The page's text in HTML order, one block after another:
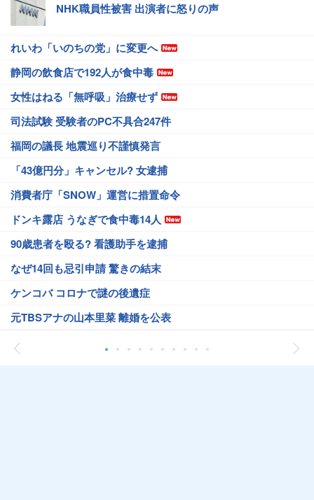
NHK職員性被害 出演者に怒りの声
れいわ「いのちの党」に変更へ
静岡の飲食店で192人が食中毒
女性はねる「無呼吸」治療せず
司法試験 受験者のPC不具合247件
福岡の議長 地震巡り不謹慎発言
「43億円分」キャンセル? 女逮捕
消費者庁「SNOW」運営に措置命令
ドンキ露店 うなぎで食中毒14人
90歳患者を殴る? 看護助手を逮捕
なぜ14回も忌引申請 驚きの結末
ケンコバ コロナで謎の後遺症
元TBSアナの山本里菜 離婚を公表